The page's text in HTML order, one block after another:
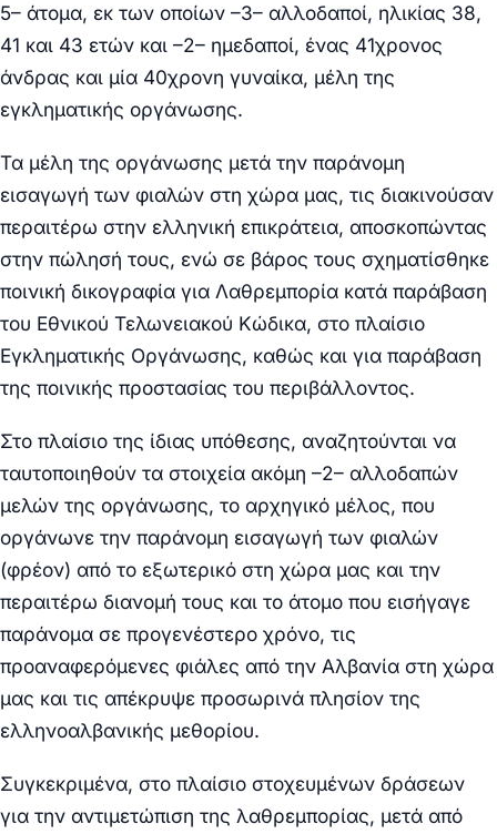
5– άτομα, εκ των οποίων –3– αλλοδαποί, ηλικίας 38,
41 και 43 ετών και –2– ημεδαποί, ένας 41χρονος
άνδρας και μία 40χρονη γυναίκα, μέλη της
εγκληματικής οργάνωσης.
Τα μέλη της οργάνωσης μετά την παράνομη
εισαγωγή των φιαλών στη χώρα μας, τις διακινούσαν
περαιτέρω στην ελληνική επικράτεια, αποσκοπώντας
στην πώλησή τους, ενώ σε βάρος τους σχηματίσθηκε
ποινική δικογραφία για Λαθρεμπορία κατά παράβαση
του Εθνικού Τελωνειακού Κώδικα, στο πλαίσιο
Εγκληματικής Οργάνωσης, καθώς και για παράβαση
της ποινικής προστασίας του περιβάλλοντος.
Στο πλαίσιο της ίδιας υπόθεσης, αναζητούνται να
ταυτοποιηθούν τα στοιχεία ακόμη –2– αλλοδαπών
μελών της οργάνωσης, το αρχηγικό μέλος, που
οργάνωνε την παράνομη εισαγωγή των φιαλών
(φρέον) από το εξωτερικό στη χώρα μας και την
περαιτέρω διανομή τους και το άτομο που εισήγαγε
παράνομα σε προγενέστερο χρόνο, τις
προαναφερόμενες φιάλες από την Αλβανία στη χώρα
μας και τις απέκρυψε προσωρινά πλησίον της
ελληνοαλβανικής μεθορίου.
Συγκεκριμένα, στο πλαίσιο στοχευμένων δράσεων
για την αντιμετώπιση της λαθρεμπορίας, μετά από